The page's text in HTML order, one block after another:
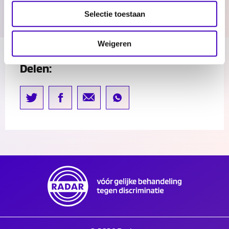
Selectie toestaan
Weigeren
Delen: